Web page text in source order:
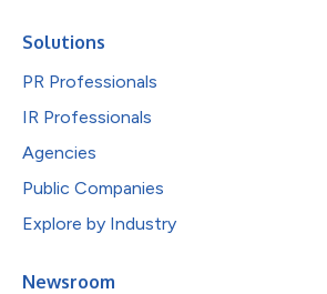
Solutions
PR Professionals
IR Professionals
Agencies
Public Companies
Explore by Industry
Newsroom